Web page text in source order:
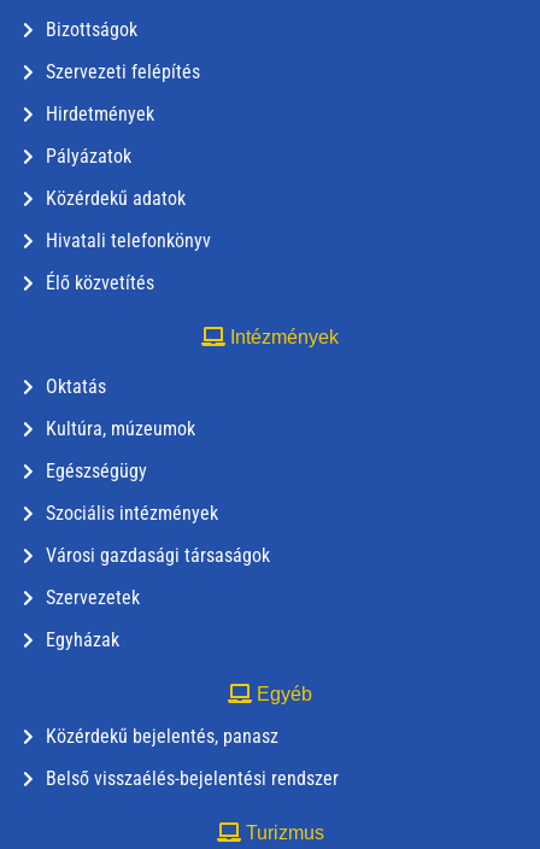
Bizottságok
Szervezeti felépítés
Hirdetmények
Pályázatok
Közérdekű adatok
Hivatali telefonkönyv
Élő közvetítés
Intézmények
Oktatás
Kultúra, múzeumok
Egészségügy
Szociális intézmények
Városi gazdasági társaságok
Szervezetek
Egyházak
Egyéb
Közérdekű bejelentés, panasz
Belső visszaélés-bejelentési rendszer
Turizmus